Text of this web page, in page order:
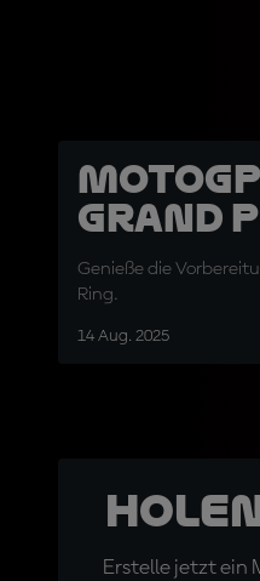
Grand
Genieße die
Ring.
14 Aug. 2025
Erstelle jetzt ein